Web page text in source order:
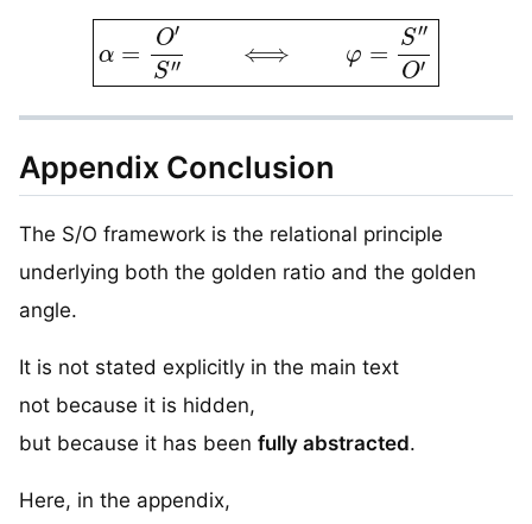
α=O′S″⟺φ=S″O′
Appendix Conclusion
The S/O framework is the relational principle
underlying both the golden ratio and the golden
angle.
It is not stated explicitly in the main text
not because it is hidden,
but because it has been fully abstracted.
Here, in the appendix,